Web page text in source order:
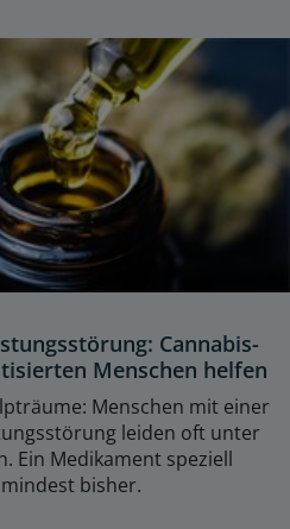
Cannabis-
Menschen helfen
Menschen mit einer
leiden oft unter
Ein Medikament speziell
bisher.